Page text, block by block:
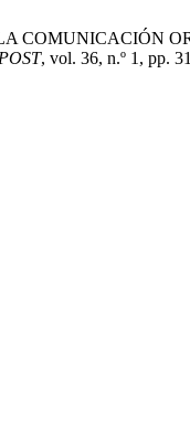
LA COMUNICACIÓN
, vol. 36, n.º 1, pp.